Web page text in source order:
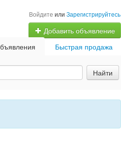
Войдите или Зарегистрируйтесь
Добавить объявление
Быстрая продажа
Найти